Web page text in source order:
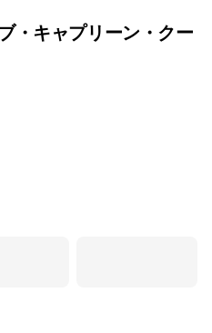
・キャプリーン・クー